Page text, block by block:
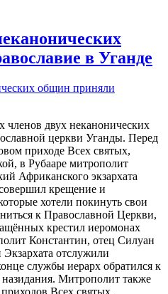
в Уганде
двух неканонических
церкви Уганды. Перед
приходе Всех святых,
в Рубааре митрополит
Африканского экзархата
крещение и
хотели покинуть свои
к Православной Церкви,
крестил иеромонах
Константин, отец Силуан
отслужили
службы иерарх обратился к
Митрополит также
Всех святых,